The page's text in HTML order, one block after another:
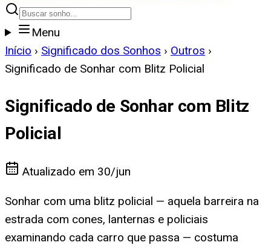
Menu
Início › Significado dos Sonhos › Outros ›
Significado de Sonhar com Blitz Policial
Significado de Sonhar com Blitz
Policial
Atualizado em 30/jun
Sonhar com uma blitz policial — aquela barreira na
estrada com cones, lanternas e policiais
examinando cada carro que passa — costuma